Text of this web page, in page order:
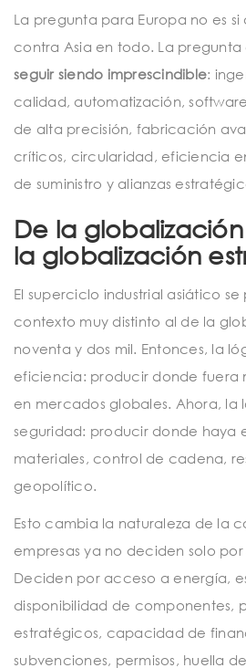
La pregunta para Europa no es
contra Asia en todo. La pregunta
seguir siendo imprescindible:
calidad, automatización, software
de alta precisión, fabricación
críticos, circularidad, eficiencia
de suministro y alianzas
De la
la globalización
El superciclo industrial asiático
contexto muy distinto al de la
noventa y dos mil. Entonces, la
eficiencia: producir donde fuera
en mercados globales. Ahora, la
seguridad: producir donde haya
materiales, control de cadena,
geopolítico.
Esto cambia la naturaleza de la
empresas ya no deciden solo
Deciden por acceso a energía,
disponibilidad de componentes,
estratégicos, capacidad de
subvenciones, permisos, huella